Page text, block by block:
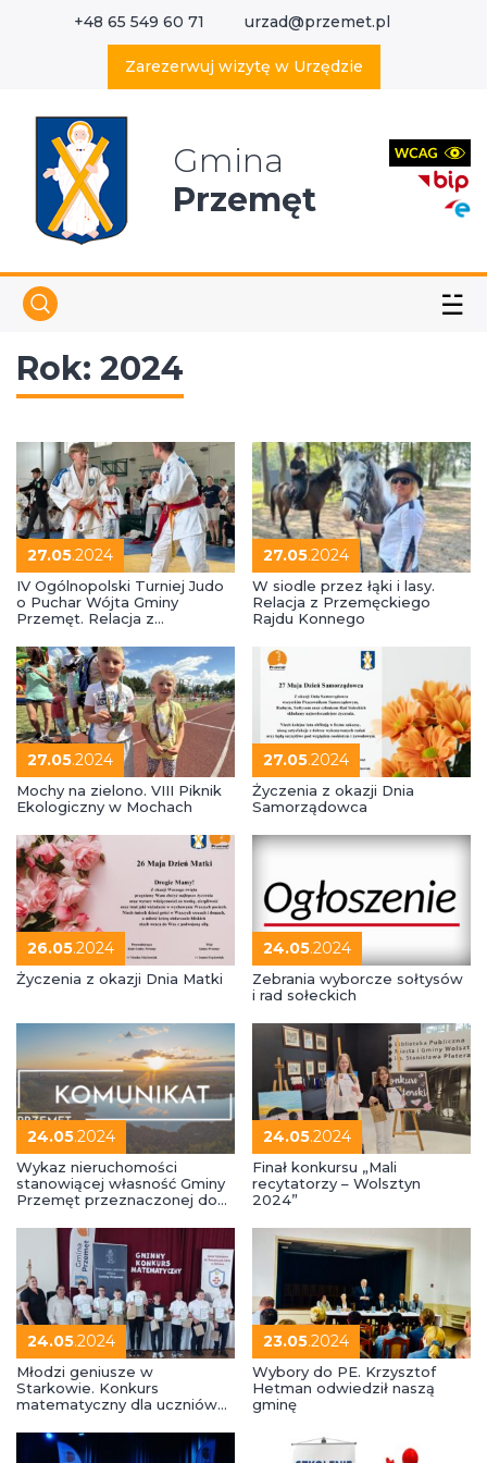
+48 65 549 60 71 urzad@przemet.pl
Zarezerwuj wizytę w Urzędzie
Gmina
Przemęt
☱
Rok: 2024
27.05.2024
IV Ogólnopolski Turniej Judo
o Puchar Wójta Gminy
Przemęt. Relacja z
27.05.2024
W siodle przez łąki i lasy.
Relacja z Przemęckiego
Rajdu Konnego
27.05.2024
Mochy na zielono. VIII Piknik
Ekologiczny w Mochach
27.05.2024
Życzenia z okazji Dnia
Samorządowca
26.05.2024
Życzenia z okazji Dnia Matki
24.05.2024
Zebrania wyborcze sołtysów
i rad sołeckich
24.05.2024
Wykaz nieruchomości
stanowiącej własność Gminy
Przemęt przeznaczonej do
24.05.2024
Finał konkursu „Mali
recytatorzy – Wolsztyn
2024”
24.05.2024
Młodzi geniusze w
Starkowie. Konkurs
matematyczny dla uczniów
23.05.2024
Wybory do PE. Krzysztof
Hetman odwiedził naszą
gminę
Wyszukaj w serwisie